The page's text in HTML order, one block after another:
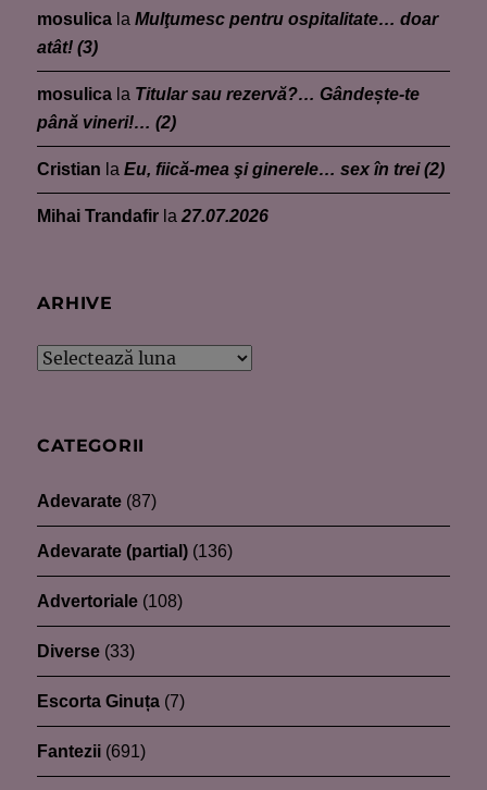
mosulica laMulţumesc pentru ospitalitate… doar
atât! (3)
mosulica la Titular sau rezervă?… Gândește-te
până vineri!… (2)
Cristian laEu, fiică-mea şi ginerele… sex în trei (2)
Mihai Trandafir la27.07.2026
ARHIVE
Arhive
CATEGORII
Adevarate (87)
Adevarate (partial) (136)
Advertoriale (108)
Diverse (33)
Escorta Ginuța (7)
Fantezii (691)